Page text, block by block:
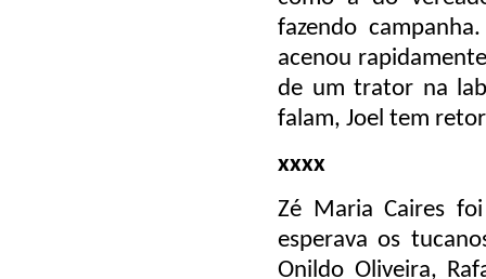
fazendo
acenou
de um trator na
falam, Joel tem
xxxx
Zé Maria Caires
esperava os
Onildo Oliveira,